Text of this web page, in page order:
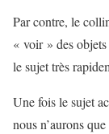
Par contre, le
« voir » des objets
le sujet très
Une fois le sujet
nous n’aurons